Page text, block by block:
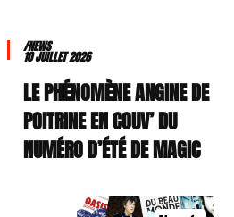
/NEWS
10 JUILLET 2026
LE PHÉNOMÈNE ANGINE DE
POITRINE EN COUV’ DU
NUMÉRO D’ÉTÉ DE MAGIC